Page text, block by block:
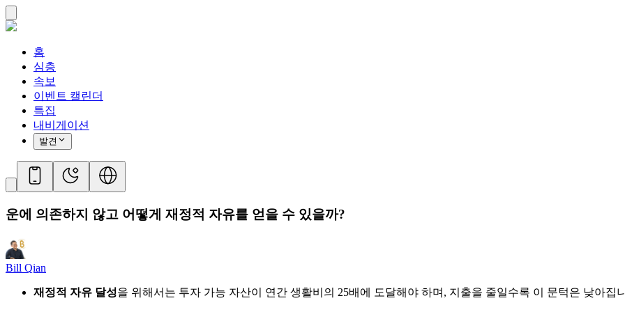
홈
심층
속보
이벤트 캘린더
특집
내비게이션
발견
운에 의존하지 않고 어떻게 재정적 자유를 얻을 수 있을까?
Bill Qian
재정적 자유 달성을 위해서는 투자 가능 자산이 연간 생활비의 25배에 도달해야 하며, 지출을 줄일수록 이 문턱은 낮아집